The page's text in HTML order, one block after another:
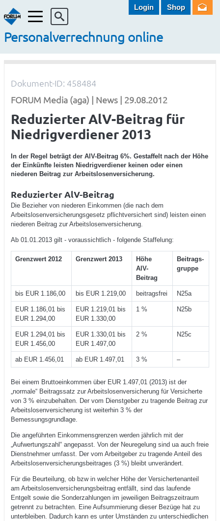
Menü
Personalverrechnung online
Login Shop
Dokument-ID: 458484
FORUM Media (aga) | News | 29.08.2012
Reduzierter AlV-Beitrag für
Niedrigverdiener 2013
In der Regel beträgt der AlV-Beitrag 6%. Gestaffelt nach der Höhe
der Einkünfte leisten Niedrigverdiener keinen oder einen
niederen Beitrag zur Arbeitslosenversicherung.
Reduzierter AlV-Beitrag
Die Bezieher von niederen Einkommen (die nach dem
Arbeitslosenversicherungsgesetz pflichtversichert sind) leisten einen
niederen Beitrag zur Arbeitslosenversicherung.
Ab 01.01.2013 gilt - voraussichtlich - folgende Staffelung:
Grenzwert 2012 Grenzwert 2013
Höhe
AlV-
Beitrag
Beitrags-
gruppe
bis EUR 1.186,00 bis EUR 1.219,00 beitragsfrei N25a
EUR 1.186,01 bis
EUR 1.294,00
EUR 1.219,01 bis
EUR 1.330,00
1 % N25b
EUR 1.294,01 bis
EUR 1.456,00
EUR 1.330,01 bis
EUR 1.497,00
2 % N25c
ab EUR 1.456,01 ab EUR 1.497,01 3 % –
Bei einem Bruttoeinkommen über EUR 1.497,01 (2013) ist der
„normale“ Beitragssatz zur Arbeitslosenversicherung für Versicherte
von 3 % einzubehalten. Der vom Dienstgeber zu tragende Beitrag zur
Arbeitslosenversicherung ist weiterhin 3 % der
Bemessungsgrundlage.
Die angeführten Einkommensgrenzen werden jährlich mit der
„Aufwertungszahl“ angepasst. Von der Neuregelung sind ua auch freie
Dienstnehmer umfasst. Der vom Arbeitgeber zu tragende Anteil des
Arbeitslosenversicherungsbeitrages (3 %) bleibt unverändert.
Für die Beurteilung, ob bzw in welcher Höhe der Versichertenanteil
am Arbeitslosenversicherungsbeitrag entfällt, sind das laufende
Entgelt sowie die Sonderzahlungen im jeweiligen Beitragszeitraum
getrennt zu betrachten. Eine Aufsummierung dieser Bezüge hat zu
unterbleiben. Dadurch kann es unter Umständen zu unterschiedlichen